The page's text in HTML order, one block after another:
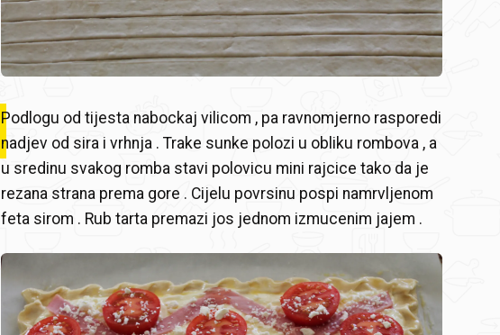
Podlogu od tijesta nabockaj vilicom , pa ravnomjerno rasporedi
nadjev od sira i vrhnja . Trake sunke polozi u obliku rombova , a
u sredinu svakog romba stavi polovicu mini rajcice tako da je
rezana strana prema gore . Cijelu povrsinu pospi namrvljenom
feta sirom . Rub tarta premazi jos jednom izmucenim jajem .